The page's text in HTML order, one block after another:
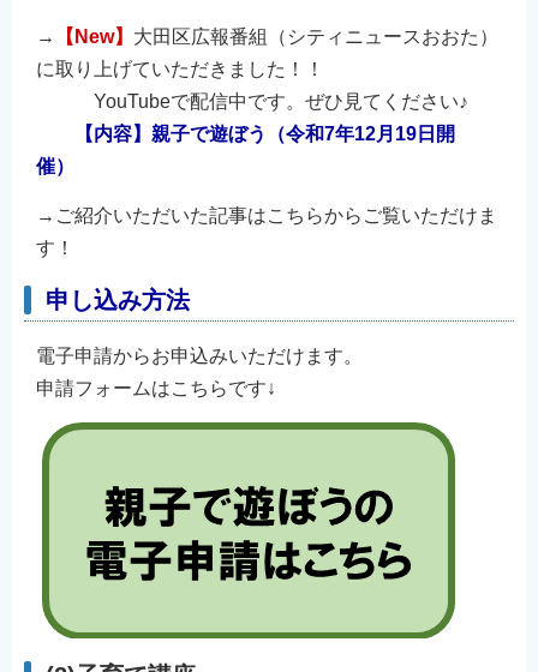
→ 【New】 大田区広報番組（シティニュースおおた）
に取り上げていただきました！！
YouTubeで配信中です。ぜひ見てください♪
【内容】親子で遊ぼう（令和7年12月19日開
催）
→ご紹介いただいた記事はこちらからご覧いただけま
す！
申し込み方法
電子申請からお申込みいただけます。
申請フォームはこちらです↓